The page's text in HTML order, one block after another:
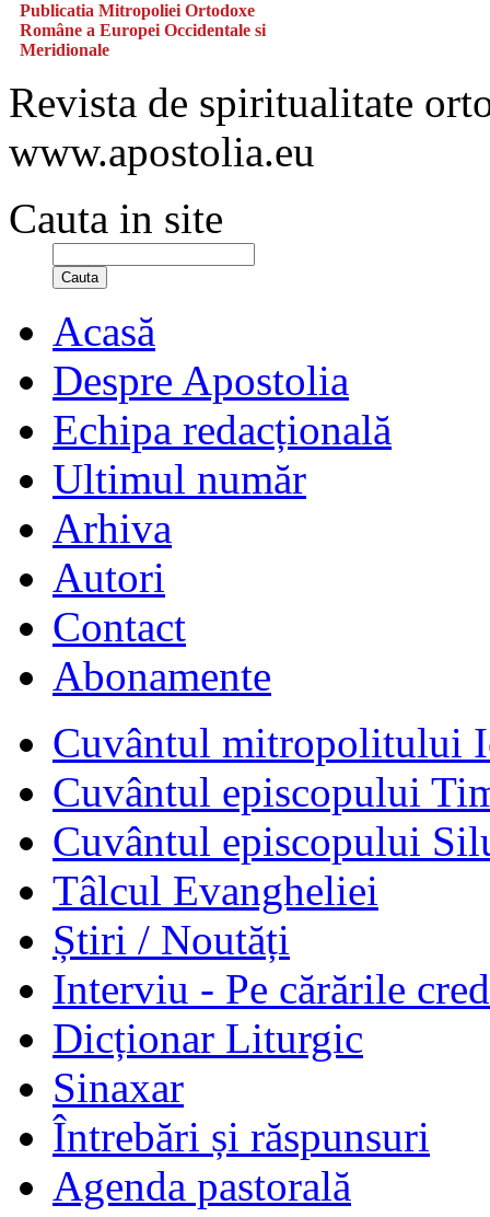
Publicatia Mitropoliei Ortodoxe
Române a Europei Occidentale si
Meridionale
Revista de spiritualitate
www.apostolia.eu
Cauta in site
Cauta
Acasă
Despre Apostolia
Echipa redacțională
Ultimul număr
Arhiva
Autori
Contact
Abonamente
Cuvântul mitropolitului
Cuvântul episcopului
Cuvântul episcopului
Tâlcul Evangheliei
Știri / Noutăți
Interviu - Pe cărările
Dicționar Liturgic
Sinaxar
Întrebări și răspunsuri
Agenda pastorală